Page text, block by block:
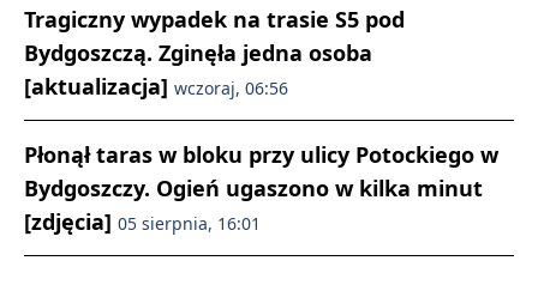
Tragiczny wypadek na trasie S5 pod
Bydgoszczą. Zginęła jedna osoba
[aktualizacja] wczoraj, 06:56
Płonął taras w bloku przy ulicy Potockiego w
Bydgoszczy. Ogień ugaszono w kilka minut
[zdjęcia] 05 sierpnia, 16:01